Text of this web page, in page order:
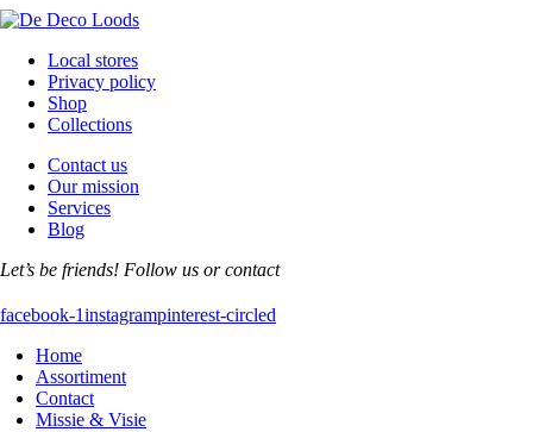
Local stores
Privacy policy
Shop
Collections
Contact us
Our mission
Services
Blog
Let’s be friends! Follow us or contact
facebook-1instagrampinterest-circled
Home
Assortiment
Contact
Missie & Visie